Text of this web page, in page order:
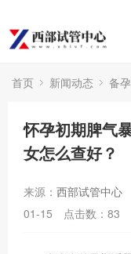
首页 新闻动态 备
怀孕初期脾气
女怎么查好？
来源： 西部试管中心
01-15
点击数： 83